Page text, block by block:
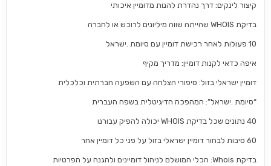
קיצור לינקים: דרך נהדרת להנות מדומיין איכותי
בדיקת WHOIS שהייתה שווה מיליונים לרוכש או לחברה
10 פעולות לאחר רכישת דומיין עם סיומת .ישראל
איפה כדאי לקנות דומיין: מדריך מקיף
דומיין ישראלי בזול: סיפורי הצלחה עם השפעה חברתית וכלכלית
“סיומת .ישראל”: המהפכה הדיגיטלית בשפה העברית
40 נתונים שכל בדיקת WHOIS יכולה להפיק עבורנו
60 סיבות לבחור דומיין ישראלי בזול על פני כל דומיין אחר
בדיקת Whois: הכלי המושלם לניהול דומיינים ולהגנה על הפרטיות